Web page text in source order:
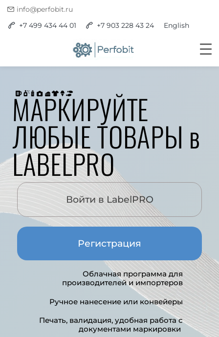
info@perfobit.ru
+7 499 434 44 01
+7 903 228 43 24 English
МАРКИРУЙТЕ
ЛЮБЫЕ ТОВАРЫ в
LABELPRO
Войти в LabelPRO
Регистрация
Облачная программа для
производителей и импортеров
Ручное нанесение или конвейеры
Печать, валидация, удобная работа с
документами маркировки